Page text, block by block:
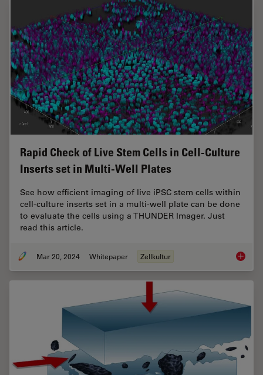
Rapid Check of Live Stem Cells in Cell-Culture
Inserts set in Multi-Well Plates
See how efficient imaging of live iPSC stem cells within
cell-culture inserts set in a multi-well plate can be done
to evaluate the cells using a THUNDER Imager. Just
read this article.
Mar 20, 2024 Whitepaper Zellkultur Rapid